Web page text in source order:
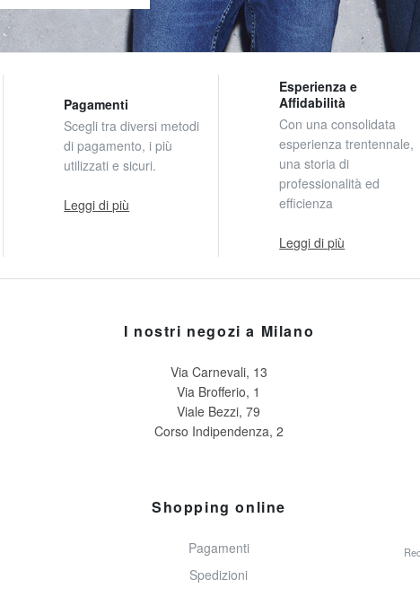
Pagamenti
Scegli tra diversi metodi
di pagamento, i più
utilizzati e sicuri.
Leggi di più
Esperienza e
Affidabilità
Con una consolidata
esperienza trentennale,
una storia di
professionalità ed
efficienza
Leggi di più
I nostri negozi a Milano
Via Carnevali, 13
Via Brofferio, 1
Viale Bezzi, 79
Corso Indipendenza, 2
Shopping online
Pagamenti
Spedizioni